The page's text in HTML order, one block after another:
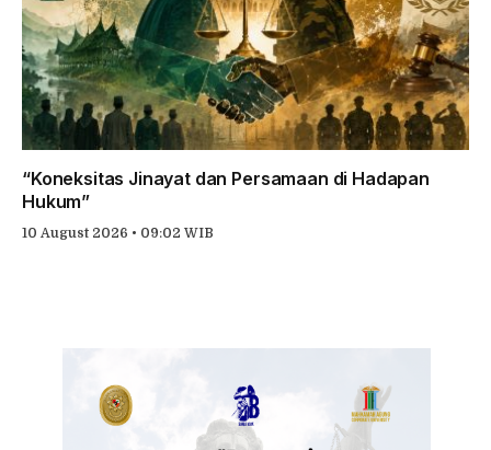
“Koneksitas Jinayat dan Persamaan di Hadapan
Hukum”
10 August 2026 • 09:02 WIB